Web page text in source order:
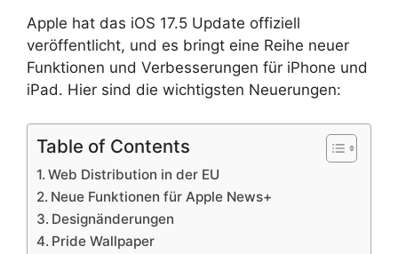
Apple hat das iOS 17.5 Update offiziell
veröffentlicht, und es bringt eine Reihe neuer
Funktionen und Verbesserungen für iPhone und
iPad. Hier sind die wichtigsten Neuerungen:
Table of Contents
Web Distribution in der EU
Neue Funktionen für Apple News+
Designänderungen
Pride Wallpaper